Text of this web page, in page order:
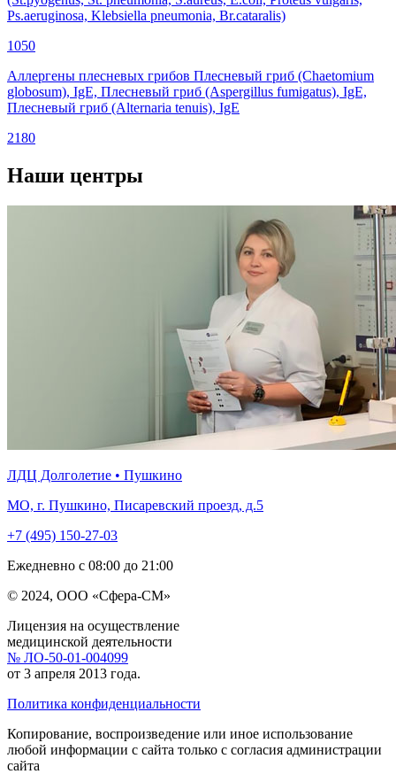
Ps.aeruginosa, Klebsiella pneumonia, Br.cataralis)
1050
Аллергены плесневых грибов Плесневый гриб (Chaetomium
globosum), IgE, Плесневый гриб (Aspergillus fumigatus), IgE,
Плесневый гриб (Alternaria tenuis), IgE
2180
Наши центры
ЛДЦ Долголетие • Пушкино
МО, г. Пушкино, Писаревский проезд, д.5
+7 (495) 150-27-03
Ежедневно с 08:00 до 21:00
© 2024, ООО «Сфера-СМ»
Лицензия на осуществление
медицинской деятельности
№ ЛО-50-01-004099
от 3 апреля 2013 года.
Политика конфиденциальности
Копирование, воспроизведение или иное использование
любой информации с сайта только с согласия администрации
сайта